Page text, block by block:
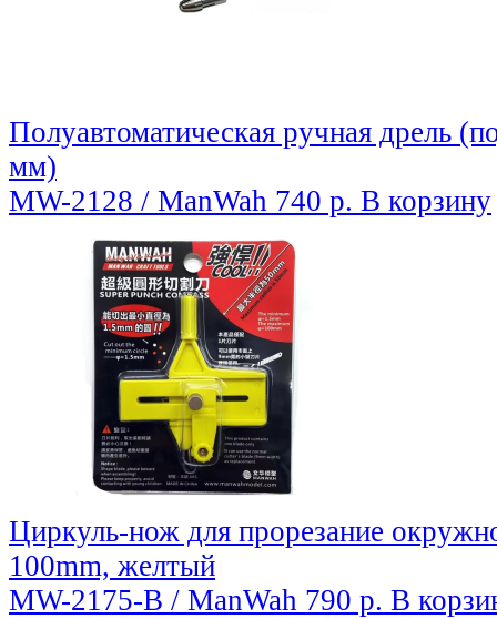
Полуавтоматическая ручная дрель
мм)
MW-2128 / ManWah 740 р. В корзину
Циркуль-нож для прорезание
100mm, желтый
MW-2175-B / ManWah 790 р. В